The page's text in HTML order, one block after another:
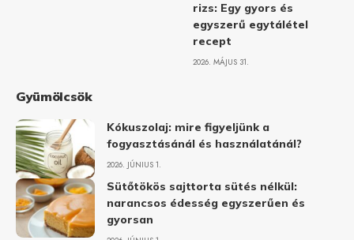
rizs: Egy gyors és
egyszerű egytálétel
recept
2026. MÁJUS 31.
Gyümölcsök
Kókuszolaj: mire figyeljünk a
fogyasztásánál és használatánál?
2026. JÚNIUS 1.
Sütőtökös sajttorta sütés nélkül:
narancsos édesség egyszerűen és
gyorsan